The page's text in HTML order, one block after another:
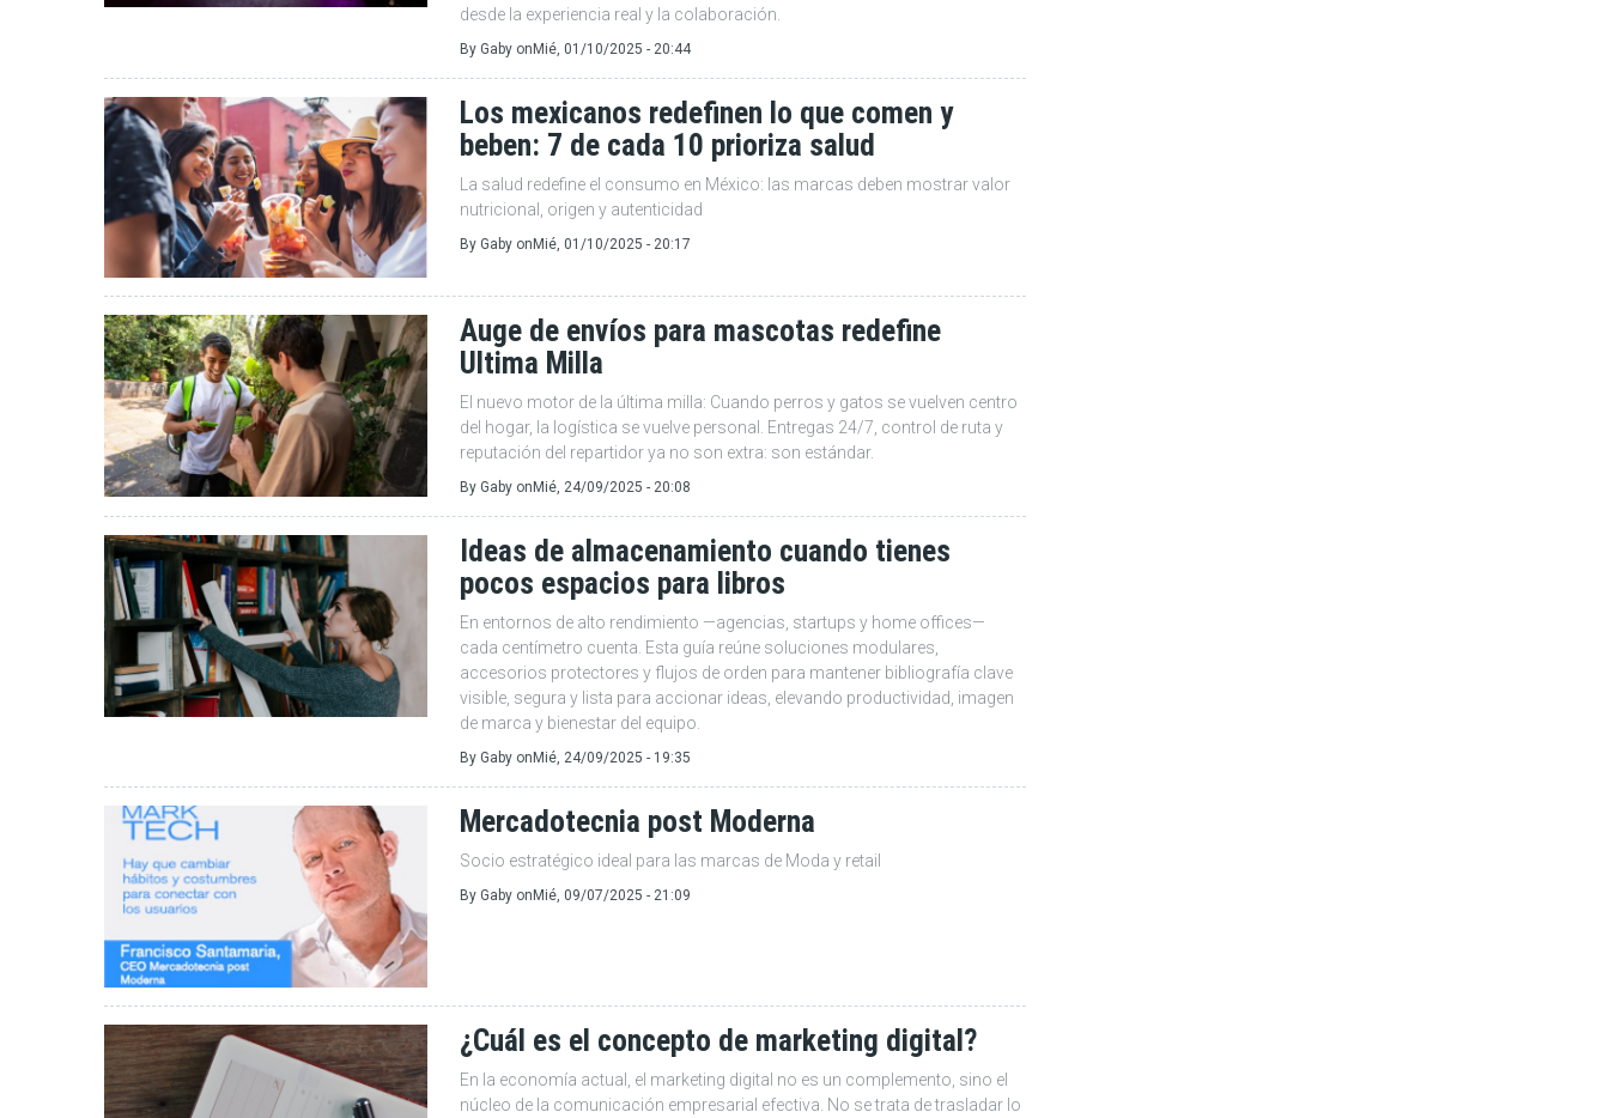
desde la experiencia real y la colaboración.
By Gaby onMié, 01/10/2025 - 20:44
Los mexicanos redefinen lo que comen y
beben: 7 de cada 10 prioriza salud
La salud redefine el consumo en México: las marcas deben mostrar valor
nutricional, origen y autenticidad
By Gaby onMié, 01/10/2025 - 20:17
Auge de envíos para mascotas redefine
Ultima Milla
El nuevo motor de la última milla: Cuando perros y gatos se vuelven centro
del hogar, la logística se vuelve personal. Entregas 24/7, control de ruta y
reputación del repartidor ya no son extra: son estándar.
By Gaby on Mié, 24/09/2025 - 20:08
Ideas de almacenamiento cuando tienes
pocos espacios para libros
En entornos de alto rendimiento —agencias, startups y home offices—
cada centímetro cuenta. Esta guía reúne soluciones modulares,
accesorios protectores y flujos de orden para mantener bibliografía clave
visible, segura y lista para accionar ideas, elevando productividad, imagen
de marca y bienestar del equipo.
By Gaby on Mié, 24/09/2025 - 19:35
Mercadotecnia post Moderna
Socio estratégico ideal para las marcas de Moda y retail
By Gaby on Mié, 09/07/2025 - 21:09
¿Cuál es el concepto de marketing digital?
En la economía actual, el marketing digital no es un complemento, sino el
núcleo de la comunicación empresarial efectiva. No se trata de trasladar lo